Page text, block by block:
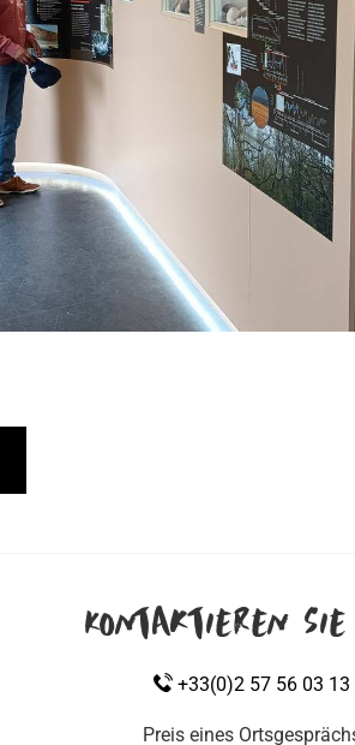
Kontaktieren
+33(0)2 57 56 03 13
Preis eines